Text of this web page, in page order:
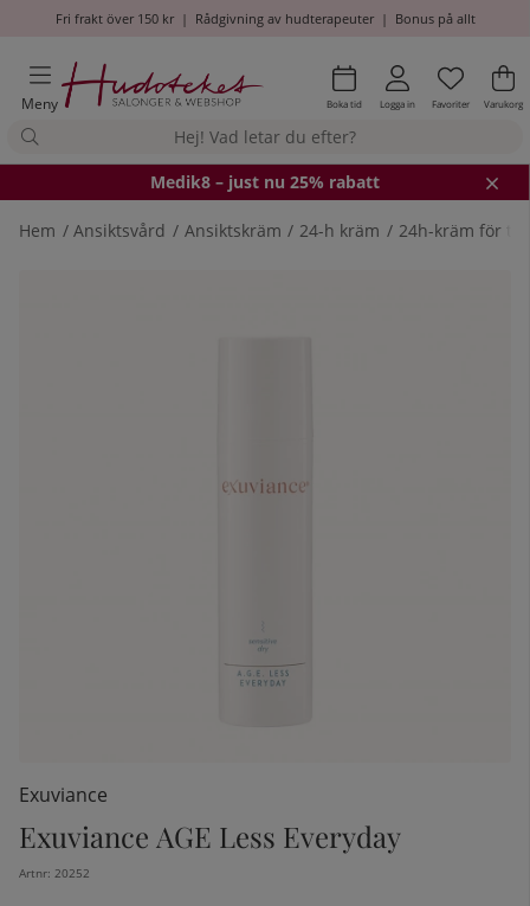
Fri frakt över 150 kr| Rådgivning av hudterapeuter| Bonus på allt
Meny Boka tid Logga in Antal i
.
Favoriter .
Varukorg
Medik8 – just nu 25% rabatt
Hem Ansiktsvård Ansiktskräm 24-h kräm 24h-kräm för
Exuviance
Exuviance AGE Less Everyday
Artnr: 20252